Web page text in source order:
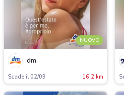
NUOVO
dm
Scade il 02/09 16.2 km